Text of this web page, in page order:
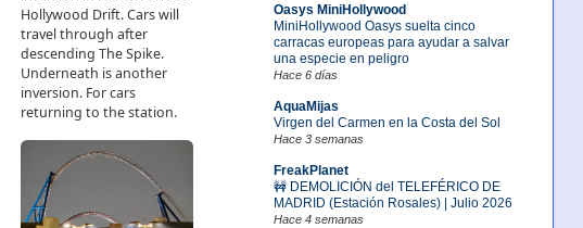
Oasys MiniHollywood
MiniHollywood Oasys suelta cinco
carracas europeas para ayudar a salvar
una especie en peligro
Hace 6 días
AquaMijas
Virgen del Carmen en la Costa del Sol
Hace 3 semanas
FreakPlanet
🚧 DEMOLICIÓN del TELEFÉRICO DE
MADRID (Estación Rosales) | Julio 2026
Hace 4 semanas